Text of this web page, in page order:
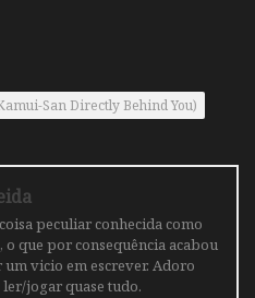
San Directly Behind You)
peculiar conhecida como
o que por consequência acabou
vicio em escrever. Adoro
ler/jogar quase tudo.